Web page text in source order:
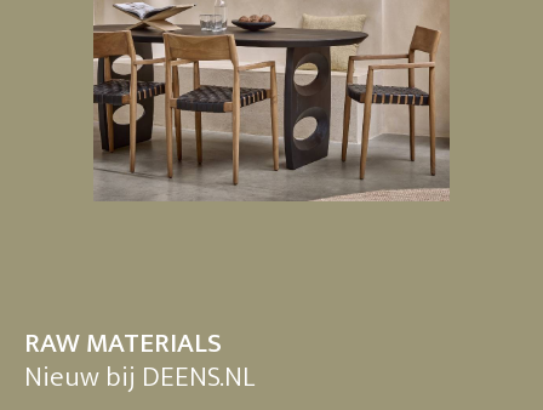
RAW MATERIALS
Nieuw bij DEENS.NL